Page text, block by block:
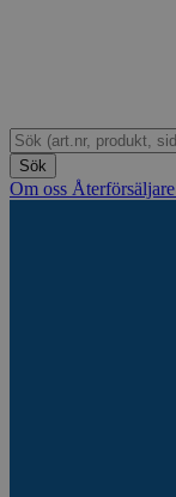
Om oss Återförsäljare